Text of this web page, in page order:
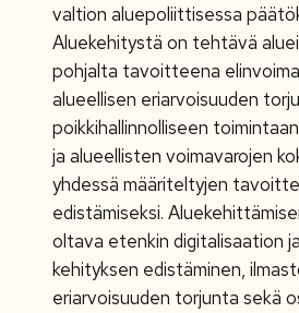
valtion aluepoliittisessa
Aluekehitystä on tehtävä
pohjalta tavoitteena
alueellisen eriarvoisuuden
poikkihallinnolliseen
ja alueellisten voimavarojen
yhdessä määriteltyjen
edistämiseksi.
oltava etenkin digitalisaation
kehityksen edistäminen,
eriarvoisuuden torjunta sekä